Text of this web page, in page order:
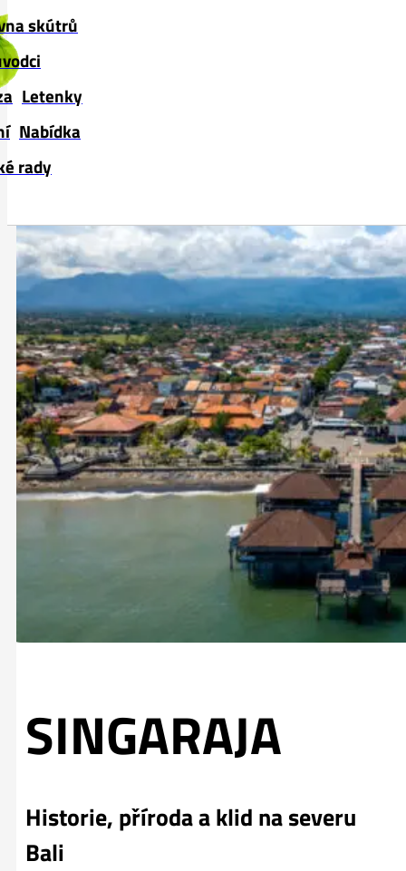
Skip to main content
skútrů
Letenky
Nabídka
rady
SINGARAJA
Historie, příroda a klid na severu
Bali